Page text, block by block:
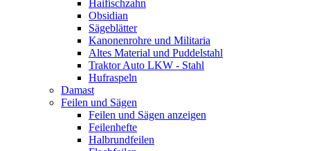
Haifischzahn
Obsidian
Sägeblätter
Kanonenrohre und Militaria
Altes Material und Puddelstahl
Traktor Auto LKW - Stahl
Hufraspeln
Damast
Feilen und Sägen
Feilen und Sägen anzeigen
Feilenhefte
Halbrundfeilen